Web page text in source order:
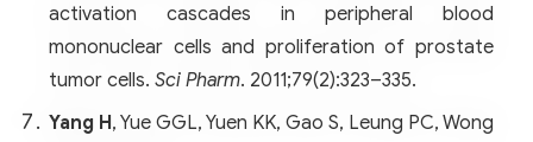
activation cascades in peripheral blood
mononuclear cells and proliferation of prostate
tumor cells. Sci Pharm. 2011;79(2):323–335.
Yang H, Yue GGL, Yuen KK, Gao S, Leung PC, Wong